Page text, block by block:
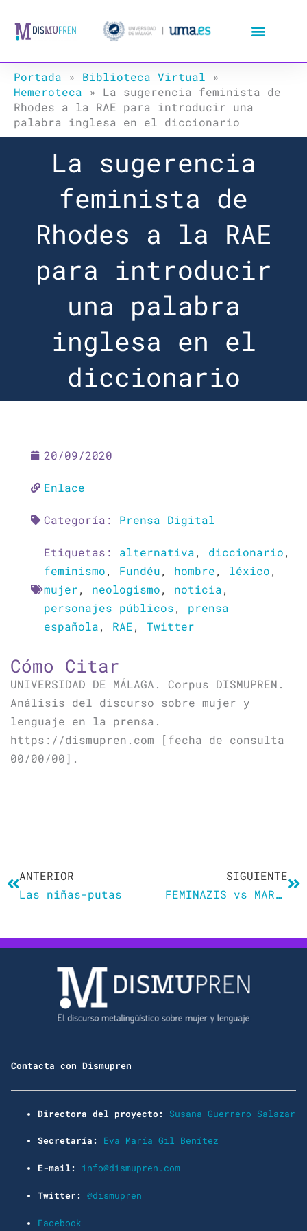
Portada » Biblioteca Virtual »
Hemeroteca » La sugerencia feminista de
Rhodes a la RAE para introducir una
palabra inglesa en el diccionario
La sugerencia
feminista de
Rhodes a la RAE
para introducir
una palabra
inglesa en el
diccionario
20/09/2020
Enlace
Categoría: Prensa Digital
Etiquetas: alternativa, diccionario,
feminismo, Fundéu, hombre, léxico,
mujer, neologismo, noticia,
personajes públicos, prensa
española, RAE, Twitter
Cómo Citar
UNIVERSIDAD DE MÁLAGA. Corpus DISMUPREN.
Análisis del discurso sobre mujer y
lenguaje en la prensa.
https://dismupren.com [fecha de consulta
00/00/00].
ANTERIOR
Las niñas-putas
SIGUIENTE
FEMINAZIS vs MARICHULOS
Contacta con Dismupren
Directora del proyecto: Susana Guerrero Salazar
Secretaría: Eva María Gil Benítez
E-mail: info@dismupren.com
Twitter: @dismupren
Facebook